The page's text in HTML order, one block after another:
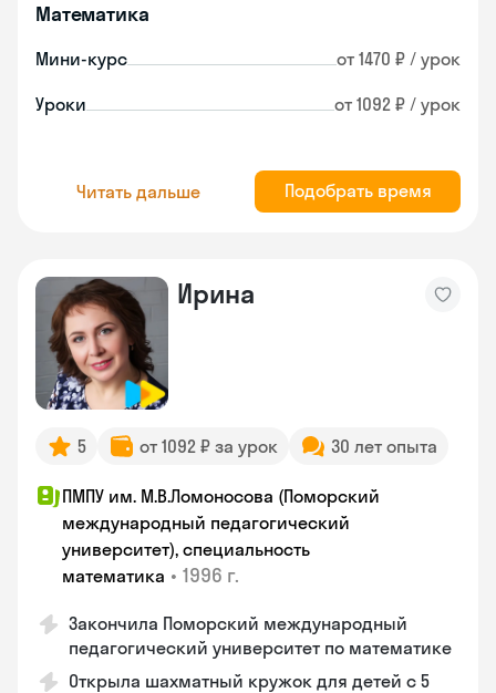
Математика
Мини-курс от 1470 ₽ / урок
Уроки от 1092 ₽ / урок
Читать дальше Подобрать время
Ирина
5 от 1092 ₽ за урок 30 лет опыта
ПМПУ им. М.В.Ломоносова (Поморский
международный педагогический
университет), специальность
математика • 1996 г.
Закончила Поморский международный
педагогический университет по математике
Открыла шахматный кружок для детей с 5